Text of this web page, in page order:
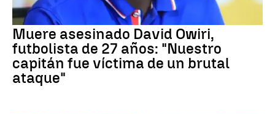
Muere asesinado David Owiri,
futbolista de 27 años: "Nuestro
capitán fue víctima de un brutal
ataque"